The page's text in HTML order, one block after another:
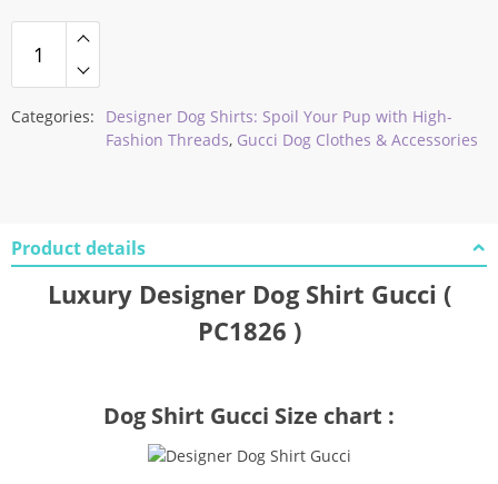
24,90 $
Categories:
Designer Dog Shirts: Spoil Your Pup with High-
Fashion Threads, Gucci Dog Clothes & Accessories
Product details
Luxury Designer Dog Shirt Gucci (
PC1826 )
Dog Shirt Gucci Size chart :